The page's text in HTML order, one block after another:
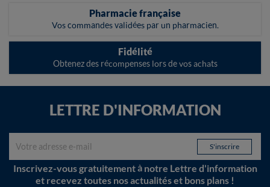
Pharmacie française
Vos commandes validées par un pharmacien.
Fidélité
Obtenez des récompenses lors de vos achats
LETTRE D'INFORMATION
Inscrivez-vous gratuitement à notre Lettre d'information
et recevez toutes nos actualités et bons plans !